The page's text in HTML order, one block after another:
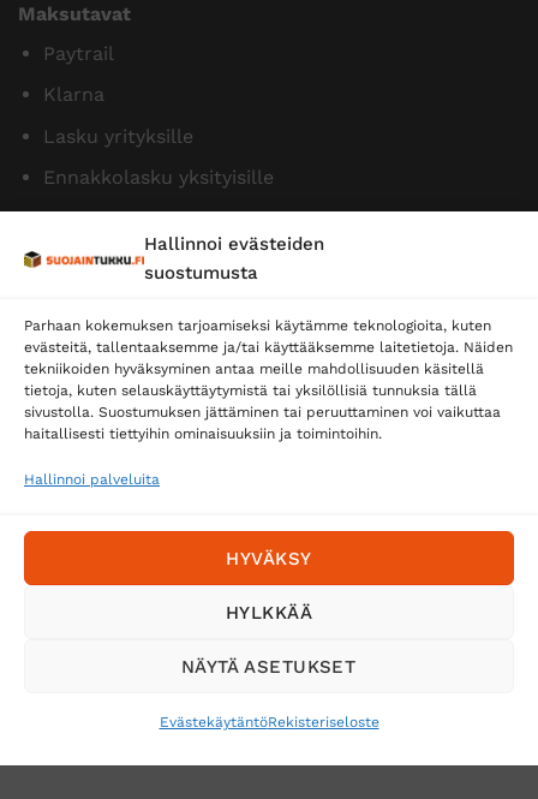
Hallinnoi evästeiden
suostumusta
Parhaan kokemuksen tarjoamiseksi käytämme teknologioita, kuten
evästeitä, tallentaaksemme ja/tai käyttääksemme laitetietoja. Näiden
tekniikoiden hyväksyminen antaa meille mahdollisuuden käsitellä
tietoja, kuten selauskäyttäytymistä tai yksilöllisiä tunnuksia tällä
sivustolla. Suostumuksen jättäminen tai peruuttaminen voi vaikuttaa
haitallisesti tiettyihin ominaisuuksiin ja toimintoihin.
Hallinnoi palveluita
HYVÄKSY
HYLKKÄÄ
NÄYTÄ ASETUKSET
EvästekäytäntöRekisteriseloste
Maksutavat
Paytrail
Klarna
Lasku yrityksille
Ennakkolasku yksityisille
Toimitustavat
Posti
Matkahuolto
Tilaa uutiskirje ja saat erikoisalennuksia